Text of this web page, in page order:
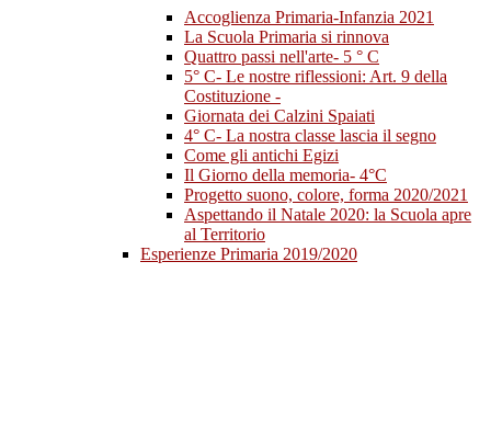
Accoglienza Primaria-Infanzia 2021
La Scuola Primaria si rinnova
Quattro passi nell'arte- 5 ° C
5° C- Le nostre riflessioni: Art. 9 della
Costituzione -
Giornata dei Calzini Spaiati
4° C- La nostra classe lascia il segno
Come gli antichi Egizi
Il Giorno della memoria- 4°C
Progetto suono, colore, forma 2020/2021
Aspettando il Natale 2020: la Scuola apre
al Territorio
Esperienze Primaria 2019/2020